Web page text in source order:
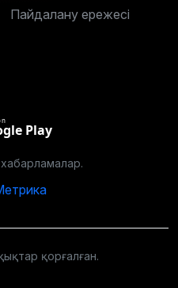
Пайдалану ережесі
Play
хабарламалар.
қорғалған.